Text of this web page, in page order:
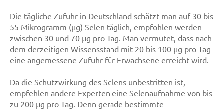
Die tägliche Zufuhr in Deutschland schätzt man auf 30 bis
55 Mikrogramm (µg) Selen täglich, empfohlen werden
zwischen 30 und 70 µg pro Tag. Man vermutet, dass nach
dem derzeitigen Wissensstand mit 20 bis 100 µg pro Tag
eine angemessene Zufuhr für Erwachsene erreicht wird.
Da die Schutzwirkung des Selens unbestritten ist,
empfehlen andere Experten eine Selenaufnahme von bis
zu 200 µg pro Tag. Denn gerade bestimmte